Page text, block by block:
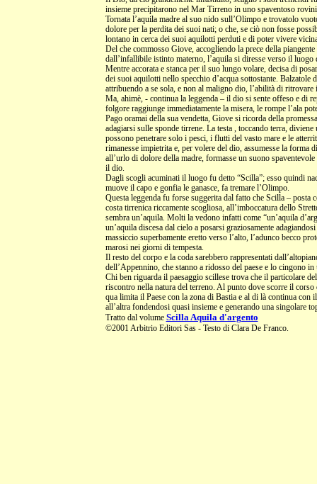
insieme precipitarono nel Mar Tirreno in uno spaventoso
Tornata l’aquila madre al suo nido sull’Olimpo e trovatolo
dolore per la perdita dei suoi nati; o che, se ciò non fosse
lontano in cerca dei suoi aquilotti perduti e di poter vivere
Del che commosso Giove, accogliendo la prece della
dall’infallibile istinto materno, l’aquila si diresse verso il luogo
Mentre accorata e stanca per il suo lungo volare, decisa di
dei suoi aquilotti nello specchio d’acqua sottostante.
attribuendo a se sola, e non al maligno dio, l’abilità di
Ma, ahimè, - continua la leggenda – il dio si sente offeso e di
folgore raggiunge immediatamente la misera, le rompe l’ala
Pago oramai della sua vendetta, Giove si ricorda della
adagiarsi sulle sponde tirrene. La testa , toccando terra,
possono penetrare solo i pesci, i flutti del vasto mare e le
rimanesse impietrita e, per volere del dio, assumesse la
all’urlo di dolore della madre, formasse un suono
il dio.
Dagli scogli acuminati il luogo fu detto “Scilla”; esso quindi
muove il capo e gonfia le ganasce, fa tremare l’Olimpo.
Questa leggenda fu forse suggerita dal fatto che Scilla – posta
costa tirrenica riccamente scogliosa, all’imboccatura dello
sembra un’aquila. Molti la vedono infatti come “un’aquila
un’aquila discesa dal cielo a posarsi graziosamente
massiccio superbamente eretto verso l’alto, l’adunco becco
marosi nei giorni di tempesta.
Il resto del corpo e la coda sarebbero rappresentati
dell’Appennino, che stanno a ridosso del paese e lo cingono
Chi ben riguarda il paesaggio scillese trova che il particolare
riscontro nella natura del terreno. Al punto dove scorre il
qua limita il Paese con la zona di Bastia e al di là continua con
all’altra fondendosi quasi insieme e generando una singolare
Tratto dal volume Scilla Aquila d'argento
©2001 Arbitrio Editori Sas - Testo di Clara De Franco.